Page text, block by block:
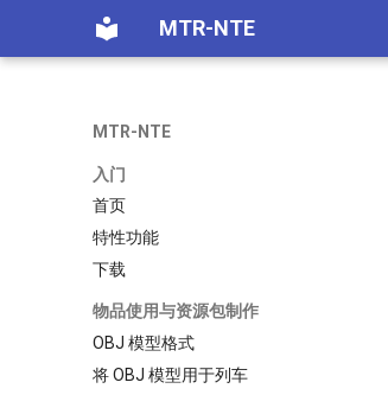
MTR-NTE
MTR-NTE
入门
首页
特性功能
下载
物品使用与资源包制作
OBJ 模型格式
将 OBJ 模型用于列车